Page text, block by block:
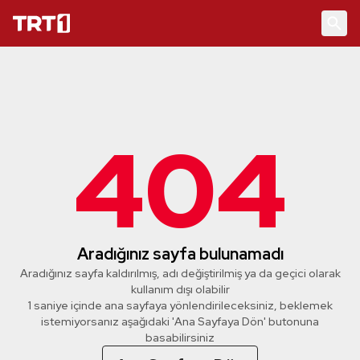
404
Aradığınız sayfa bulunamadı
Aradığınız sayfa kaldırılmış, adı değiştirilmiş ya da geçici olarak
kullanım dışı olabilir
1 saniye içinde ana sayfaya yönlendirileceksiniz, beklemek
istemiyorsanız aşağıdaki 'Ana Sayfaya Dön' butonuna
basabilirsiniz